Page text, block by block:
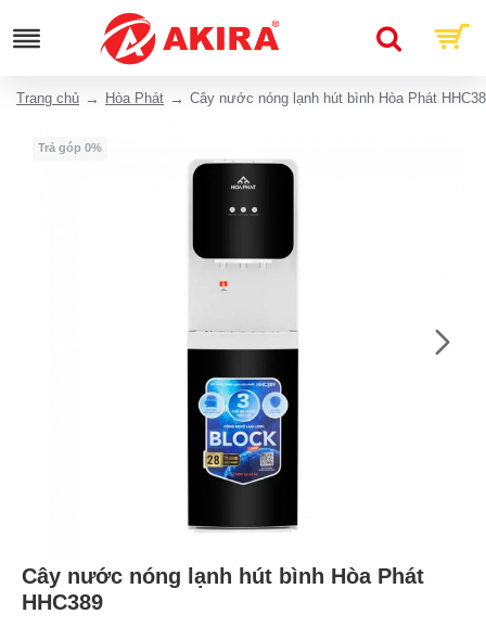
Trang chủ Hòa Phát Cây nước nóng lạnh hút bình Hòa Phát
Trả góp 0%
Cây nước nóng lạnh hút bình Hòa Phát
HHC389